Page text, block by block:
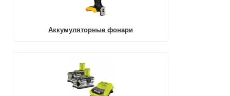
Аккумуляторные фонари